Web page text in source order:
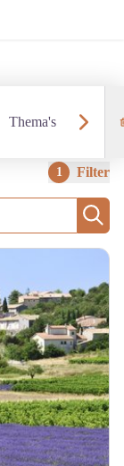
Thema's
1 Filter
Zoek